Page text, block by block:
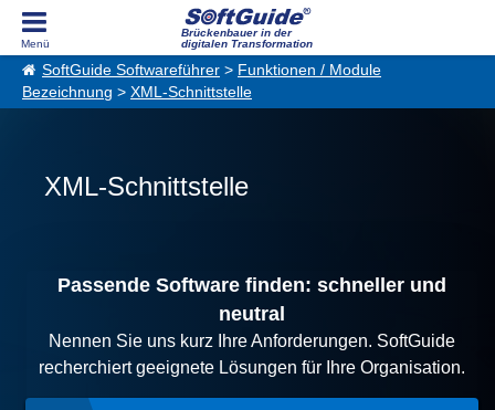
Brückenbauer in der
digitalen Transformation
SoftGuide Softwareführer > Funktionen / Module
Bezeichnung > XML-Schnittstelle
XML-Schnittstelle
Passende Software finden: schneller und
neutral
Nennen Sie uns kurz Ihre Anforderungen. SoftGuide
recherchiert geeignete Lösungen für Ihre Organisation.